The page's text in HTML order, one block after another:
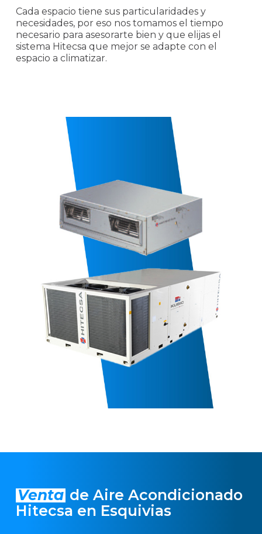
Cada espacio tiene sus particularidades y
necesidades, por eso nos tomamos el tiempo
necesario para asesorarte bien y que elijas el
sistema Hitecsa que mejor se adapte con el
espacio a climatizar.
Venta de Aire Acondicionado
Hitecsa en Esquivias